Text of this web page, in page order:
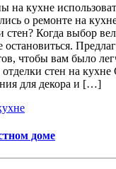
на кухне
о ремонте на
стен? Когда выбор
чтобы вам было
стен на кухне
для декора и […]
доме